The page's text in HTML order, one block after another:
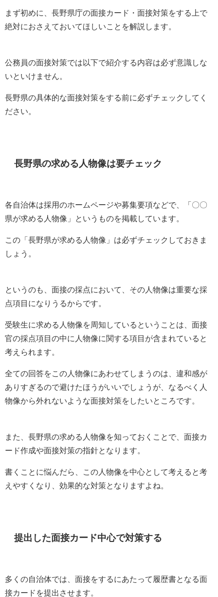
まず初めに、長野県庁の面接カード・面接対策をする上で
絶対におさえておいてほしいことを解説します。
公務員の面接対策では以下で紹介する内容は必ず意識しな
いといけません。
長野県の具体的な面接対策をする前に必ずチェックしてく
ださい。
長野県の求める人物像は要チェック
各自治体は採用のホームページや募集要項などで、「〇〇
県が求める人物像」というものを掲載しています。
この「長野県が求める人物像」は必ずチェックしておきま
しょう。
というのも、面接の採点において、その人物像は重要な採
点項目になりうるからです。
受験生に求める人物像を周知しているということは、面接
官の採点項目の中に人物像に関する項目が含まれていると
考えられます。
全ての回答をこの人物像にあわせてしまうのは、違和感が
ありすぎるので避けたほうがいいでしょうが、なるべく人
物像から外れないような面接対策をしたいところです。
また、長野県の求める人物像を知っておくことで、面接カ
ード作成や面接対策の指針となります。
書くことに悩んだら、この人物像を中心として考えると考
えやすくなり、効果的な対策となりますよね。
提出した面接カード中心で対策する
多くの自治体では、面接をするにあたって履歴書となる面
接カードを提出させます。